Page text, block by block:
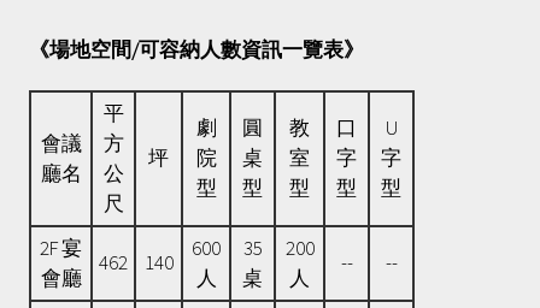
《場地空間/可容納人數資訊一覽表》
會議
廳名
平
方
公
尺
坪
劇
院
型
圓
桌
型
教
室
型
口
字
型
U
字
型
2F 宴
會廳
462 140
600
人
35
桌
200
人
-- --